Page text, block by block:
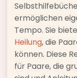
ermöglichen
Tempo. Sie
Heilung, die
können. Diese
für Paare, die